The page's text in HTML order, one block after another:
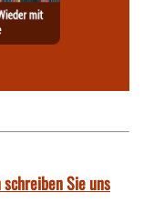
Sie uns